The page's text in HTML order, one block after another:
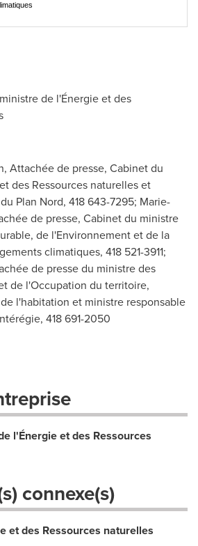
de l'Énergie et des
Attachée de presse, Cabinet du
des Ressources naturelles et
Plan Nord, 418 643-7295; Marie-
de presse, Cabinet du ministre
de l'Environnement et de la
climatiques, 418 521-3911;
de presse du ministre des
de l'Occupation du territoire,
l'habitation et ministre responsable
418 691-2050
l'Énergie et des Ressources
connexe(s)
et des Ressources naturelles